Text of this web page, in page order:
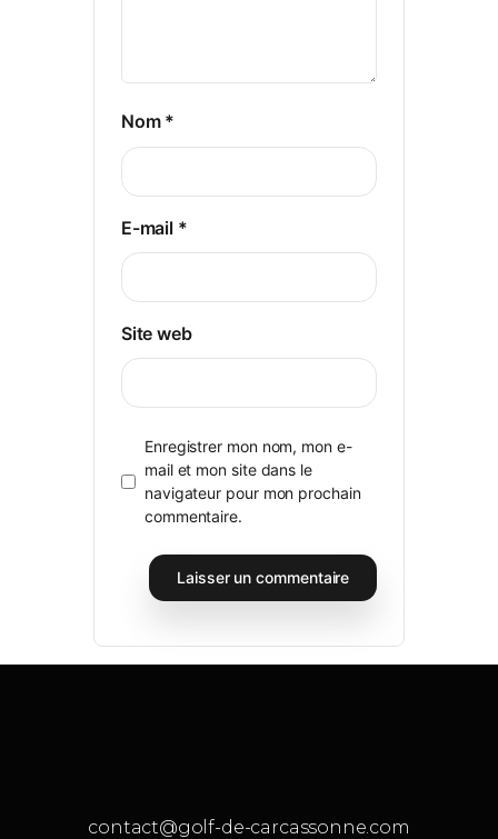
Nom *
E-mail *
Site web
Enregistrer mon nom, mon e-
mail et mon site dans le
navigateur pour mon prochain
commentaire.
contact@golf-de-carcassonne.com